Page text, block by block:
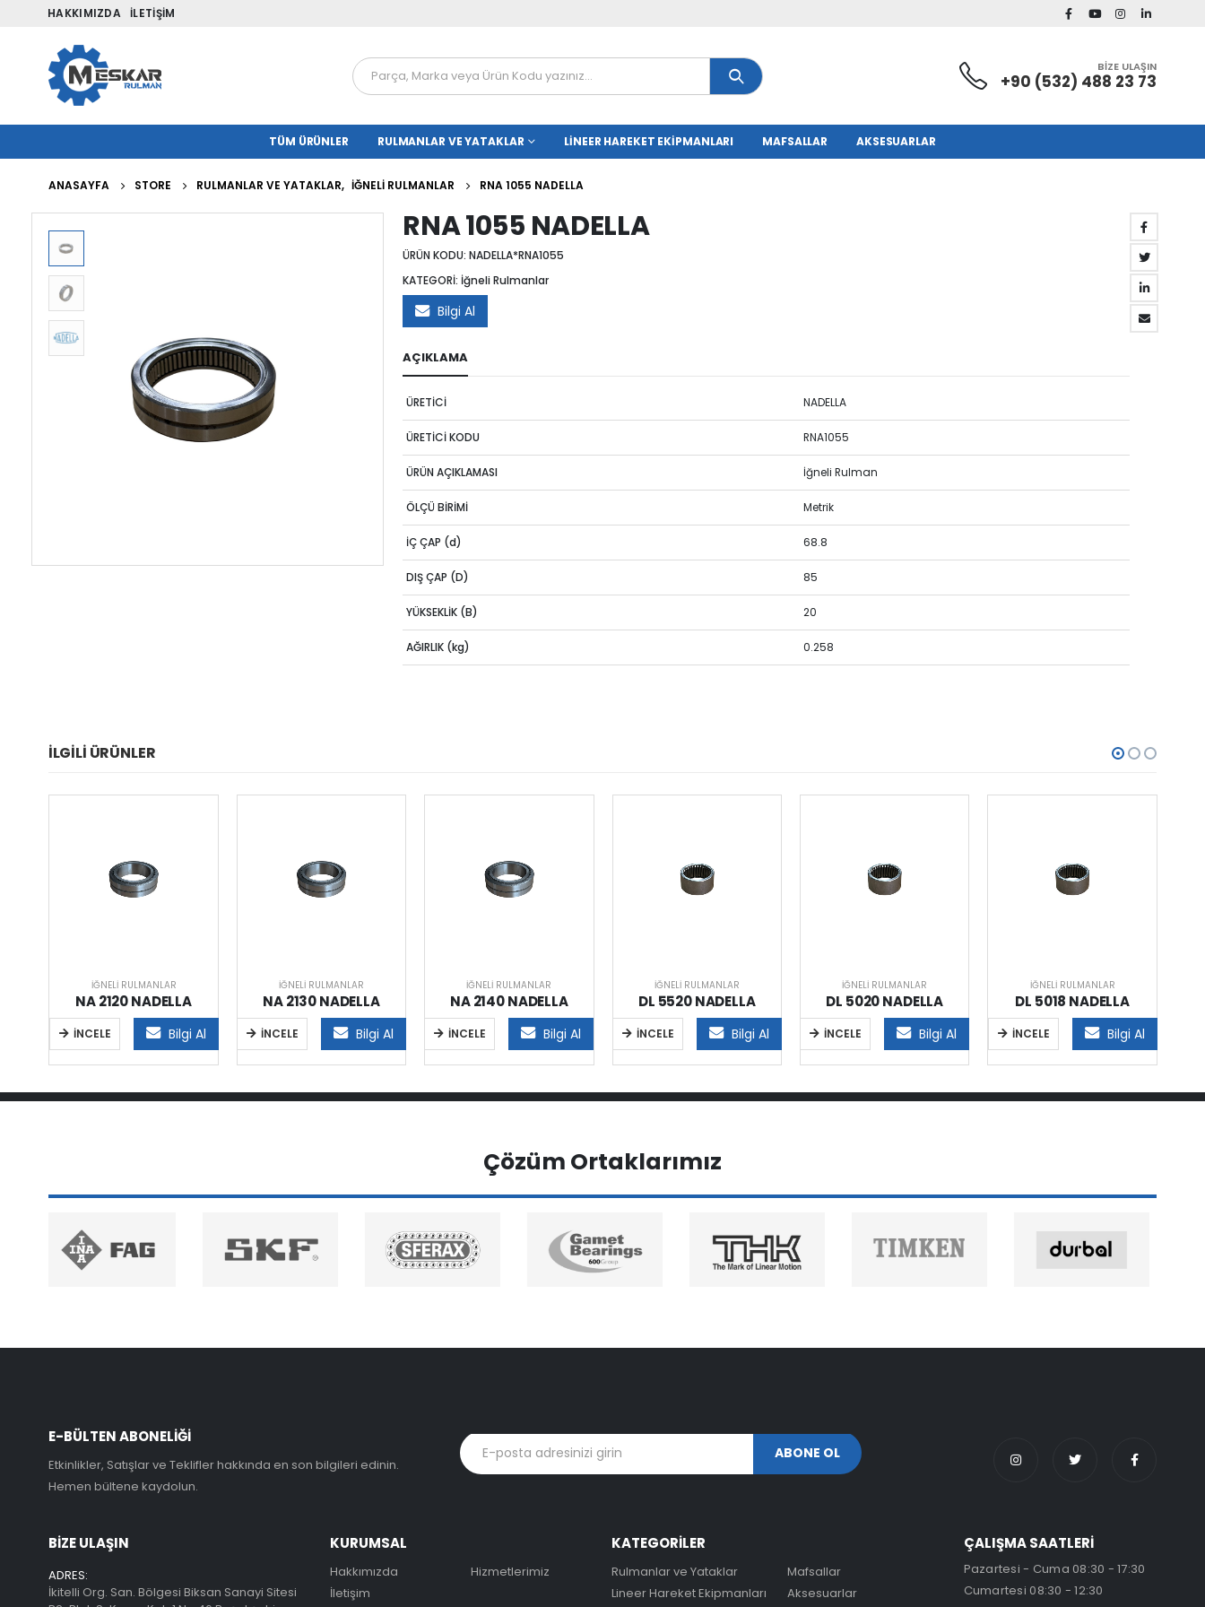
HAKKIMIZDA İLETIŞIM
BİZE ULAŞIN
+90 (532) 488 23 73
TÜM ÜRÜNLER RULMANLAR VE YATAKLAR LINEER HAREKET EKIPMANLARI MAFSALLAR AKSESUARLAR
ANASAYFA STORE RULMANLAR VE YATAKLAR, İĞNELI RULMANLAR RNA 1055 NADELLA
RNA 1055 NADELLA
ÜRÜN KODU:NADELLA*RNA1055
KATEGORİ: İğneli Rulmanlar
Bilgi Al
AÇIKLAMA
ÜRETİCİ NADELLA
ÜRETİCİ KODU RNA1055
ÜRÜN AÇIKLAMASI İğneli Rulman
ÖLÇÜ BİRİMİ Metrik
İÇ ÇAP (d) 68.8
DIŞ ÇAP (D) 85
YÜKSEKLİK (B) 20
AĞIRLIK (kg) 0.258
İLGILI ÜRÜNLER
İĞNELI RULMANLAR
NA 2120 NADELLA
İNCELE Bilgi Al
İĞNELI RULMANLAR
NA 2130 NADELLA
İNCELE Bilgi Al
İĞNELI RULMANLAR
NA 2140 NADELLA
İNCELE Bilgi Al
İĞNELI RULMANLAR
DL 5520 NADELLA
İNCELE Bilgi Al
İĞNELI RULMANLAR
DL 5020 NADELLA
İNCELE Bilgi Al
İĞNELI RULMANLAR
DL 5018 NADELLA
İNCELE Bilgi Al
Çözüm Ortaklarımız
E-BÜLTEN ABONELİĞİ
Etkinlikler, Satışlar ve Teklifler hakkında en son bilgileri edinin.
Hemen bültene kaydolun.
BİZE ULAŞIN
ADRES:
İkitelli Org. San. Bölgesi Biksan Sanayi Sitesi
KURUMSAL
Hakkımızda
İletişim
Hizmetlerimiz
KATEGORİLER
Rulmanlar ve Yataklar
Lineer Hareket Ekipmanları
Mafsallar
Aksesuarlar
ÇALIŞMA SAATLERİ
Pazartesi - Cuma 08:30 - 17:30
Cumartesi 08:30 - 12:30